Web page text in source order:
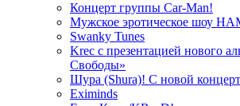
Концерт группы Car-Man!
Мужское эротическое шоу
Swanky Tunes
Krec с презентацией нового
Свободы»
Шура (Shura)! С новой
Eximinds